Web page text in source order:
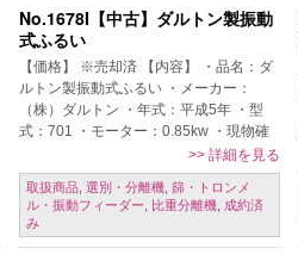
No.1678I【中古】ダルトン製振動
式ふるい
【価格】 ※売却済 【内容】 ・品名：ダ
ルトン製振動式ふるい ・メーカー：
（株）ダルトン ・年式：平成5年 ・型
式：701 ・モーター：0.85kw ・現物確
認の際はラップを外します。 【条件】
現状置場渡し、保証なし、 […]
>> 詳細を見る
取扱商品,選別・分離機,篩・トロンメ
ル・振動フィーダー, 比重分離機, 成約済
み